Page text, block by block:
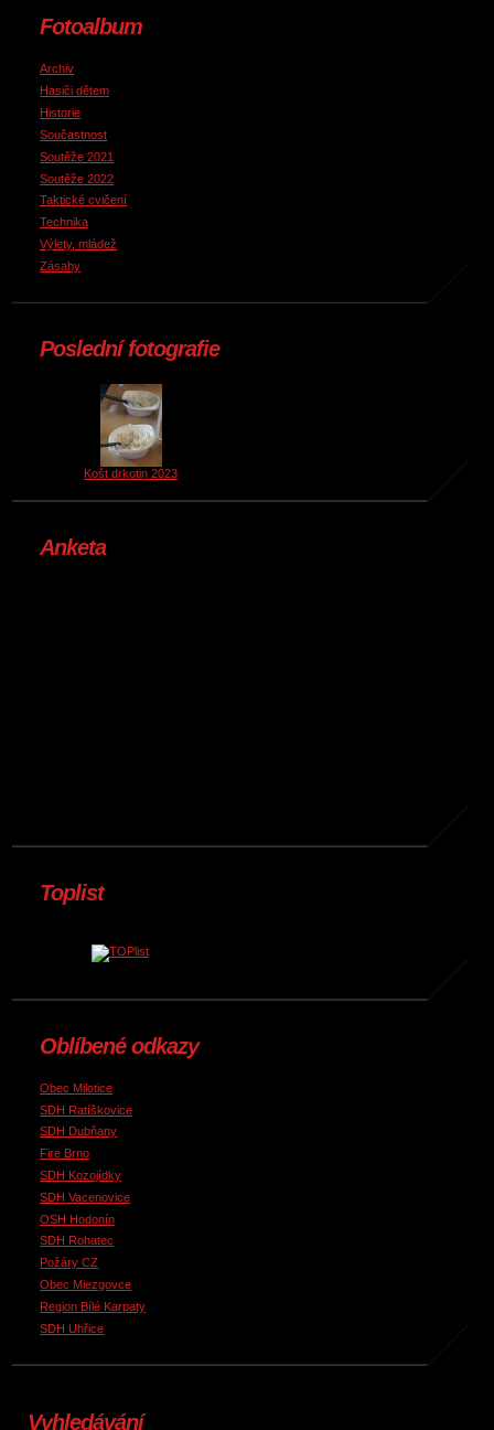
Fotoalbum
Archiv
Hasiči dětem
Historie
Součastnost
Soutěže 2021
Soutěže 2022
Taktické cvičení
Technika
Výlety, mládež
Zásahy
Poslední fotografie
Košt drkotin 2023
Anketa
Toplist
Oblíbené odkazy
Obec Milotice
SDH Ratíškovice
SDH Dubňany
Fire Brno
SDH Kozojídky
SDH Vacenovice
OSH Hodonín
SDH Rohatec
Požáry CZ
Obec Miezgovce
Region Bílé Karpaty
SDH Uhřice
Vyhledávání